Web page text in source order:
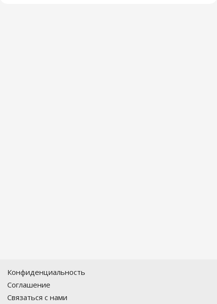
Конфиденциальность
Соглашение
Связаться с нами